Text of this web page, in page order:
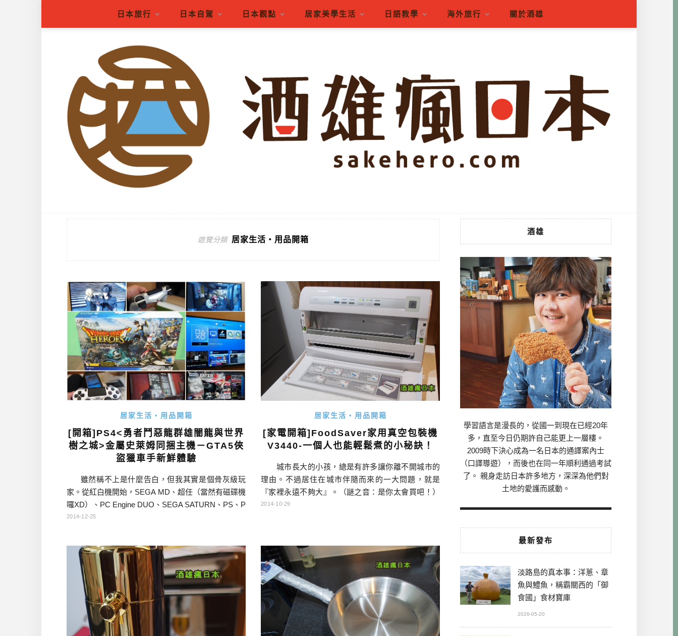
日本旅行 日本自駕 日本觀點 居家美學生活 日語教學 海外旅行 關於酒雄
遊覽分類 居家生活・用品開箱
居家生活・用品開箱
[開箱]PS4<勇者鬥惡龍群雄闇龍與世界
樹之城>金屬史萊姆同捆主機－GTA5俠
盜獵車手新鮮體驗
雖然稱不上是什麼告白，但我其實是個骨灰級玩
家。從紅白機開始，SEGA MD、超任（當然有磁碟機
囉XD）、PC Engine DUO、SEGA SATURN、PS、P
S2、PS3、XBOX 360、GB、GBA、PSP、PSVIT
已。學校課業什麼的，幾乎都是靠小聰明 […]…
2014-12-25
居家生活・用品開箱
[家電開箱]FoodSaver家用真空包裝機
V3440-一個人也能輕鬆煮的小秘訣！
城市長大的小孩，總是有許多讓你離不開城市的
理由。不過居住在城市伴隨而來的一大問題，就是
『家裡永遠不夠大』。（謎之音：是你太會買吧！）
目前我家只有夫妻兩人居住，家裡有兩房，廚房只有
吃三菜一湯，但煮太多剩下的話又很麻煩，所以到最
後就變成很少開伙。這個情況直到我 […]…
2014-10-29
酒雄
學習語言是漫長的，從國一到現在已經20年
多，直至今日仍期許自己能更上一層樓。
2009時下決心成為一名日本的通譯案內士
（口譯導遊），而後也在同一年順利通過考試
了。 親身走訪日本許多地方，深深為他們對
土地的愛護而感動。
最新發布
淡路島的真本事：洋蔥、章
魚與鱧魚，稱霸關西的「御
食國」食材寶庫
2026-05-20